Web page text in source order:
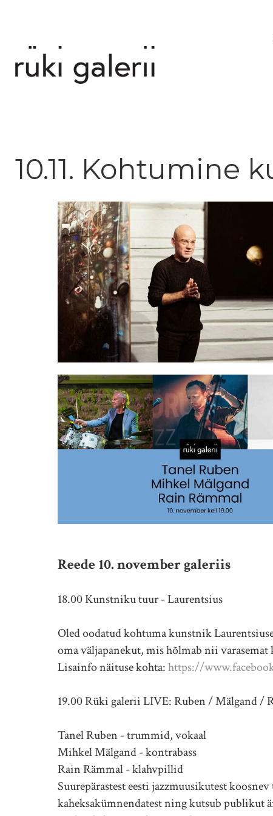
10.11. Kohtumine
Reede 10. november galeriis
18.00 Kunstniku tuur - Laurentsius
Oled oodatud kohtuma kunstnik
oma väljapanekut, mis hõlmab nii
Lisainfo näituse kohta:https://
19.00 Rüki galerii LIVE: Ruben / Mälgand /
Tanel Ruben - trummid, vokaal
Mihkel Mälgand - kontrabass
Rain Rämmal - klahvpillid
Suurepärastest eesti jazzmuusikutest
kaheksakümnendatest ning kutsub publikut